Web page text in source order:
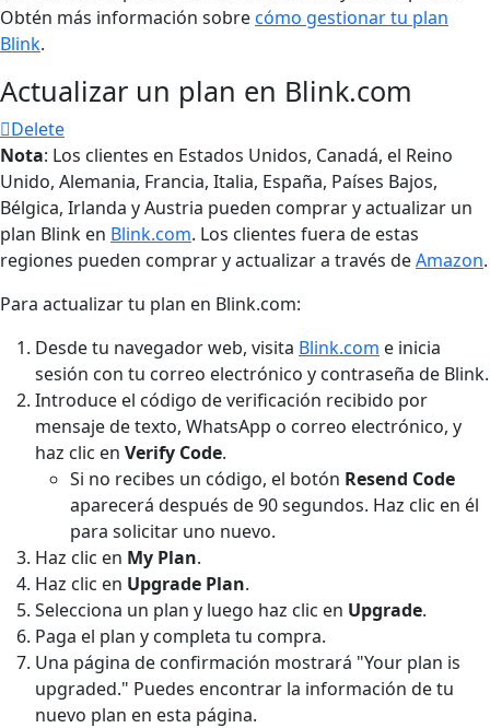
Obtén más información sobrecómo gestionar tu plan
Blink.
Actualizar un plan en Blink.com
Delete
Nota: Los clientes en Estados Unidos, Canadá, el Reino
Unido, Alemania, Francia, Italia, España, Países Bajos,
Bélgica, Irlanda y Austria pueden comprar y actualizar un
plan Blink en Blink.com. Los clientes fuera de estas
regiones pueden comprar y actualizar a través deAmazon.
Para actualizar tu plan en Blink.com:
Desde tu navegador web, visita Blink.com e inicia
sesión con tu correo electrónico y contraseña de Blink.
Introduce el código de verificación recibido por
mensaje de texto, WhatsApp o correo electrónico, y
haz clic en Verify Code.
Si no recibes un código, el botón Resend Code
aparecerá después de 90 segundos. Haz clic en él
para solicitar uno nuevo.
Haz clic en My Plan.
Haz clic en Upgrade Plan.
Selecciona un plan y luego haz clic en Upgrade.
Paga el plan y completa tu compra.
Una página de confirmación mostrará "Your plan is
upgraded." Puedes encontrar la información de tu
nuevo plan en esta página.